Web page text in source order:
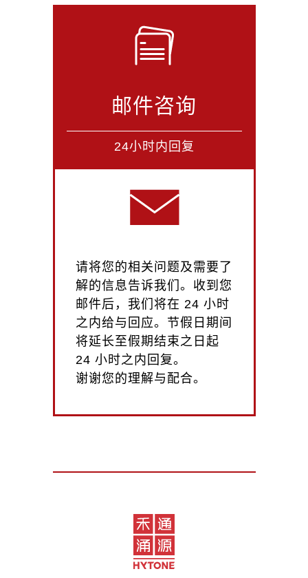
邮件咨询
24小时内回复
请将您的相关问题及需要了
解的信息告诉我们。收到您
邮件后，我们将在 24 小时
之内给与回应。节假日期间
将延长至假期结束之日起
24 小时之内回复。
谢谢您的理解与配合。